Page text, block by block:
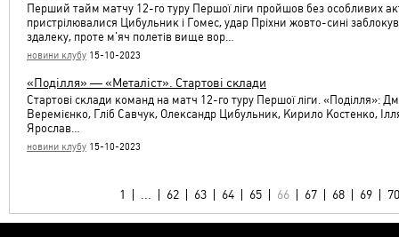
Перший тайм матчу 12-го туру Першої ліги пройшов без особливих
пристрілювалися Цибульник і Гомес, удар Пріхни жовто-сині
здалеку, проте м'яч полетів вище вор…
новини клубу 15-10-2023
«Поділля» — «Металіст». Стартові склади
Стартові склади команд на матч 12-го туру Першої ліги. «Поділля»:
Веремієнко, Гліб Савчук, Олександр Цибульник, Кирило Костенко,
Ярослав…
новини клубу 15-10-2023
1 62 63 64 65 66 67 68 69 70